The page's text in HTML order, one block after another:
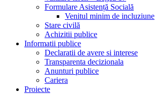
Formulare Asistență Socială
Venitul minim de incluziune
Stare civilă
Achizitii publice
Informatii publice
Declaratii de avere si interese
Transparenta decizionala
Anunturi publice
Cariera
Proiecte